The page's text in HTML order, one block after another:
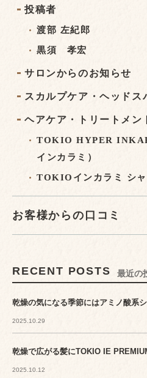
投稿者
渡部 左紀郎
黒須 孝宏
サロンからのお知らせ
スカルプケア・ヘッドス
ヘアケア・トリートメン
TOKIO HYPER
インカラミ）
TOKIOインカラミ シャ
お客様からの口コミ
RECENT POSTS 最近の
乾燥の気になる季節にはアミノ酸系
2025.10.29
乾燥で広がる髪にTOKIO IE
2025.10.12